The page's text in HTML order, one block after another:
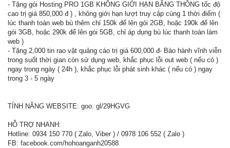
- Tặng gói Hosting PRO 1GB KHÔNG GIỚI HẠN BĂNG THÔNG tốc độ
cao trị giá 850,000 đ ) , không giới hạn lượt truy cập cùng 1 thời điểm (
lúc thanh toán web bù thêm chỉ 150k để lên gói 2GB, hoặc 190k để lên
gói 3GB, hoặc 290k để lên gói 5GB, chỉ áp dụng bù lúc thanh toán làm
web )
- Tặng 2,000 tin rao vặt quảng cáo trị giá 600,000 đ- Bào hành vĩnh viễn
trong suốt thời gian còn sử dụng web, khắc phục lỗi out web ( nếu có )
ngay trong ngày ( 24h ), khắc phục lỗi phát sinh khác ( nếu có ) ngay
trong 3 - 5 ngày
TÍNH NĂNG WEBSITE: goo. gl/29HGVG
HỖ TRỢ NHANH:
Hotline: 0934 150 770 ( Zalo, Viber ) / 0978 106 552 ( Zalo )
FB: facebook.com/hohoanganh20588